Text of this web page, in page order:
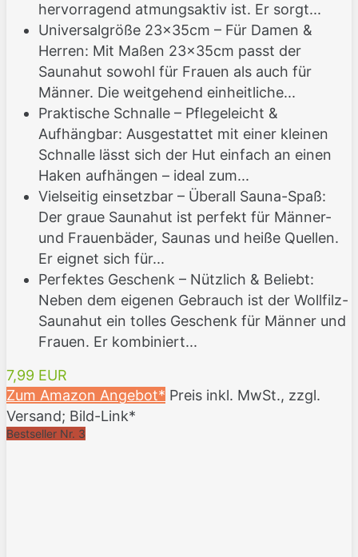
hervorragend atmungsaktiv ist. Er sorgt...
Universalgröße 23x35cm – Für Damen &
Herren: Mit Maßen 23x35cm passt der
Saunahut sowohl für Frauen als auch für
Männer. Die weitgehend einheitliche...
Praktische Schnalle – Pflegeleicht &
Aufhängbar: Ausgestattet mit einer kleinen
Schnalle lässt sich der Hut einfach an einen
Haken aufhängen – ideal zum...
Vielseitig einsetzbar – Überall Sauna-Spaß:
Der graue Saunahut ist perfekt für Männer-
und Frauenbäder, Saunas und heiße Quellen.
Er eignet sich für...
Perfektes Geschenk – Nützlich & Beliebt:
Neben dem eigenen Gebrauch ist der Wollfilz-
Saunahut ein tolles Geschenk für Männer und
Frauen. Er kombiniert...
7,99 EUR
Zum Amazon Angebot* Preis inkl. MwSt., zzgl.
Versand; Bild-Link*
Bestseller Nr. 3